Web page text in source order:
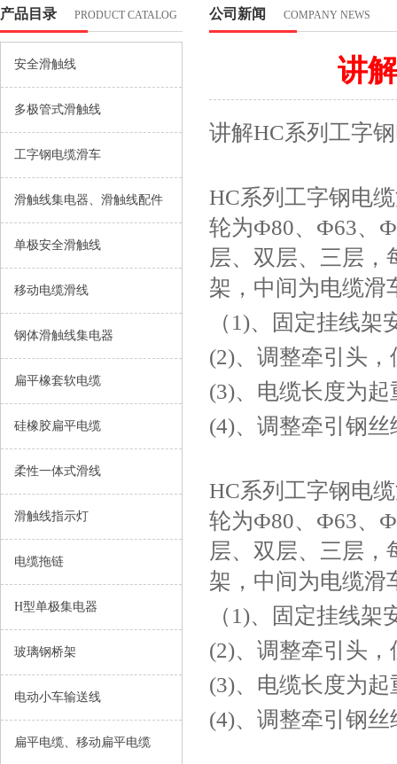
产品目录 PRODUCT CATALOG
安全滑触线
多极管式滑触线
工字钢电缆滑车
滑触线集电器、滑触线配件
单极安全滑触线
移动电缆滑线
钢体滑触线集电器
扁平橡套软电缆
硅橡胶扁平电缆
柔性一体式滑线
滑触线指示灯
电缆拖链
H型单极集电器
玻璃钢桥架
电动小车输送线
扁平电缆、移动扁平电缆
公司新闻 COMPANY NEWS
讲
讲解HC系列工字
HC系列工字钢电
轮为Ф80、Ф63、
层、双层、三层，
架，中间为电缆滑
（ 1)、固定挂线架
(2)、调整牵引头
(3)、电缆长度为
(4)、调整牵引钢
HC系列工字钢电
轮为Ф80、Ф63、
层、双层、三层，
架，中间为电缆滑
（ 1)、固定挂线架
(2)、调整牵引头
(3)、电缆长度为
(4)、调整牵引钢